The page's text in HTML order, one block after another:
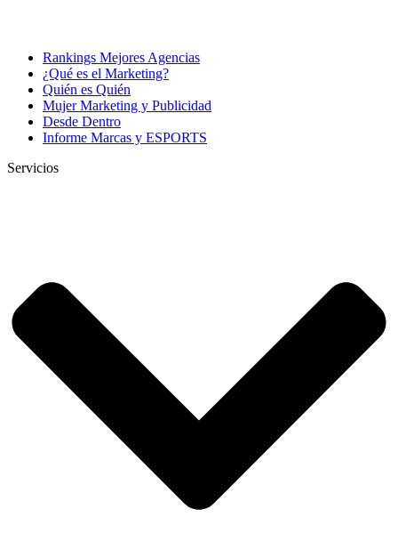
Rankings Mejores Agencias
¿Qué es el Marketing?
Quién es Quién
Mujer Marketing y Publicidad
Desde Dentro
Informe Marcas y ESPORTS
Servicios